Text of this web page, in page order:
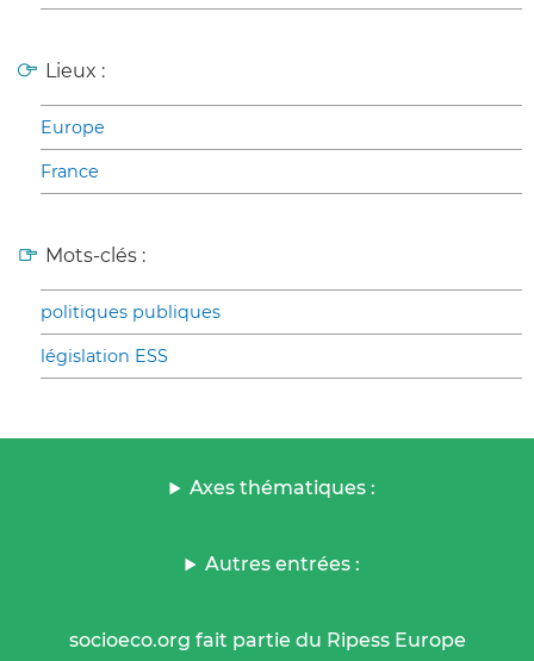
Lieux :
Europe
France
Mots-clés :
politiques publiques
législation ESS
Axes thématiques :
Autres entrées :
socioeco.org fait partie du Ripess Europe